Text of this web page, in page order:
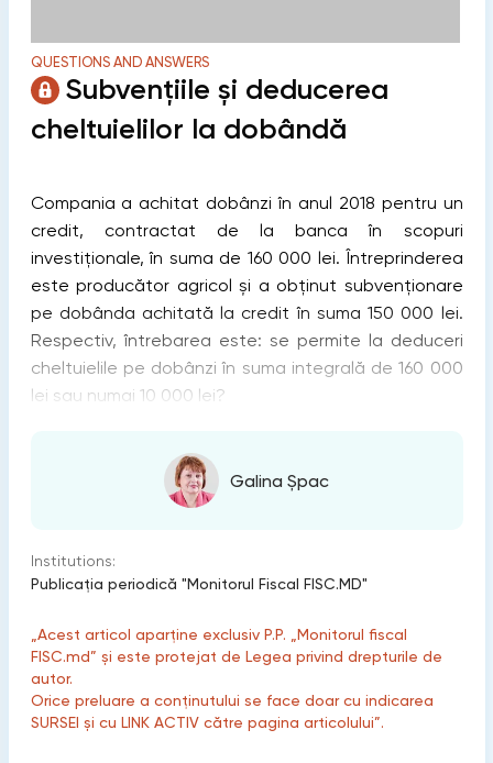
QUESTIONS AND ANSWERS
Subvențiile și deducerea
cheltuielilor la dobândă
Compania a achitat dobânzi în anul 2018 pentru un
credit, contractat de la banca în scopuri
investiționale, în suma de 160 000 lei. Întreprinderea
este producător agricol și a obținut subvenționare
pe dobânda achitată la credit în suma 150 000 lei.
Respectiv, întrebarea este: se permite la deduceri
cheltuielile pe dobânzi în suma integrală de 160 000
lei sau numai 10 000 lei?
Galina Șpac
Institutions:
Publicaţia periodică "Monitorul Fiscal FISC.MD"
„Acest articol aparține exclusiv P.P. „Monitorul fiscal
FISC.md” și este protejat de Legea privind drepturile de
autor.
Orice preluare a conținutului se face doar cu indicarea
SURSEI și cu LINK ACTIV către pagina articolului”.